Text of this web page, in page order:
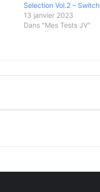
Selection Vol.2 – Switch
13 janvier 2023
Dans "Mes Tests JV"